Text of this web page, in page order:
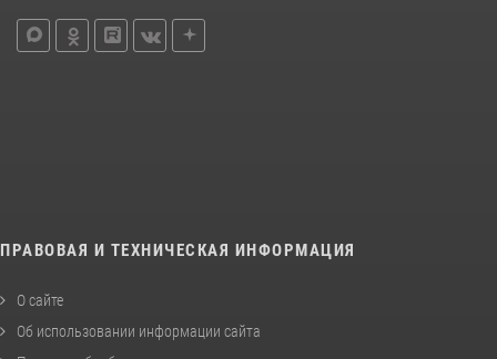
ПРАВОВАЯ И ТЕХНИЧЕСКАЯ ИНФОРМАЦИЯ
О сайте
Об использовании информации сайта